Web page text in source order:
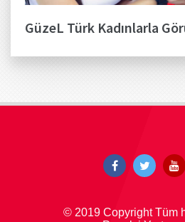
GüzeL Türk Kadınlarla
© 2019 Copyright Tüm